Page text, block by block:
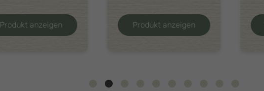
Produkt anzeigen Produkt anzeigen